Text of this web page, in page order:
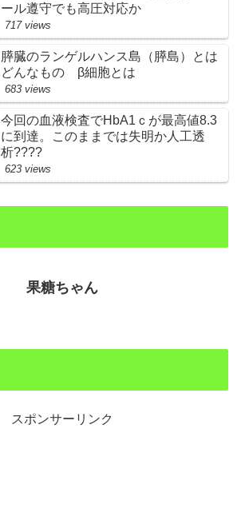
ール遵守でも高圧対応か
717 views
膵臓のランゲルハンス島（膵島）とは
どんなもの β細胞とは
683 views
今回の血液検査でHbA1ｃが最高値8.3
に到達。このままでは失明か人工透
析????
623 views
果糖ちゃん
スポンサーリンク